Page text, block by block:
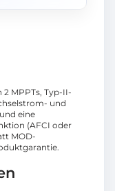
MPPTs, Typ-II-
und
eine
(AFCI oder
MOD-